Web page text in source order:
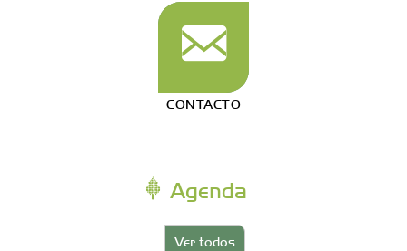
CONTACTO
Agenda
Ver todos